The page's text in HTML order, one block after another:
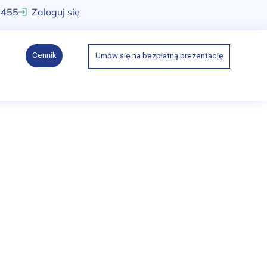
Zaloguj się
Cennik Umów się na bezpłatną prezentację